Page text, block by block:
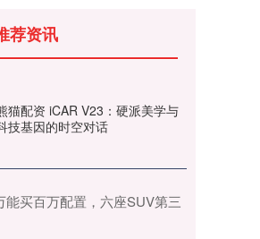
荐资讯
猫配资 iCAR V23：硬派美学与
技基因的时空对话
能买百万配置，六座SUV第三